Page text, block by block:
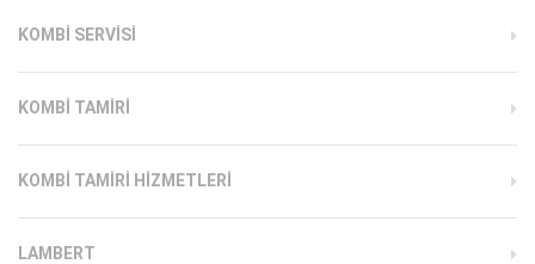
KOMBI SERVISI
KOMBI TAMIRI
KOMBI TAMIRI HIZMETLERI
LAMBERT